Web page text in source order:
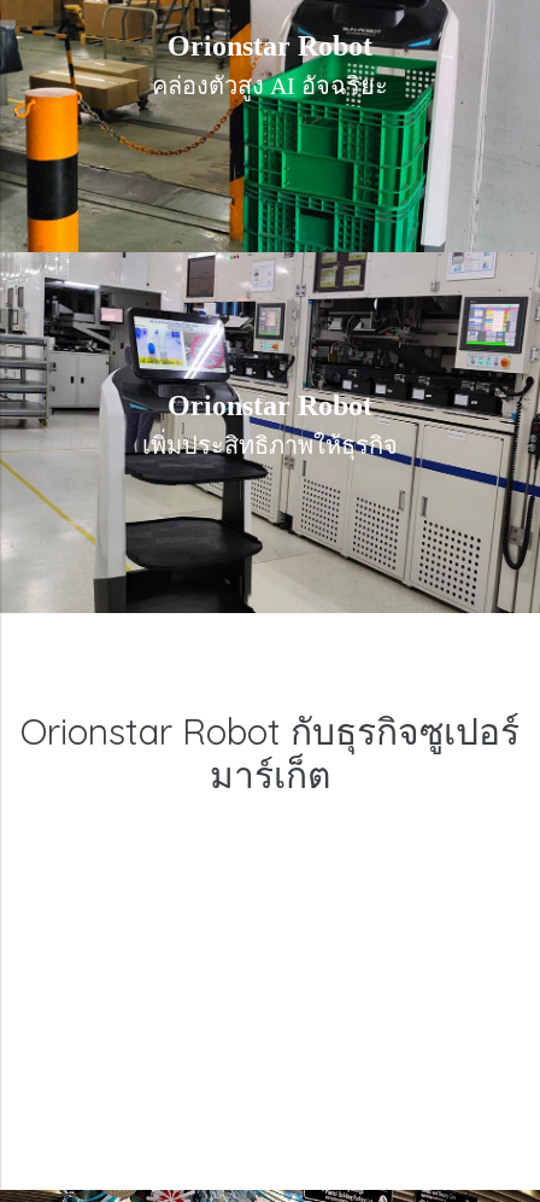
Orionstar Robot
คล่องตัวสูง AI อัจฉริยะ
Orionstar Robot
คล่องตัวสูง AI อัจฉริยะ
Orionstar Robot
เพิ่มประสิทธิภาพให้ธุรกิจ
Orionstar Robot
เพิ่มประสิทธิภาพให้ธุรกิจ
Orionstar Robot กับธุรกิจซูเปอร์
มาร์เก็ต